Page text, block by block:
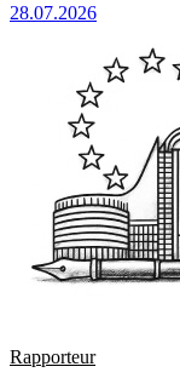
28.07.2026
Rapporteur